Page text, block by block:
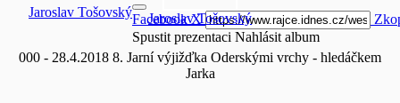
Jaroslav Tošovský
000 - 28.4.2018 8. Jarní výjižďka Oderskými vrchy - hledáčkem
Jarka
Jaroslav TošovskýFacebook X
Spustit prezentaci Nahlásit album